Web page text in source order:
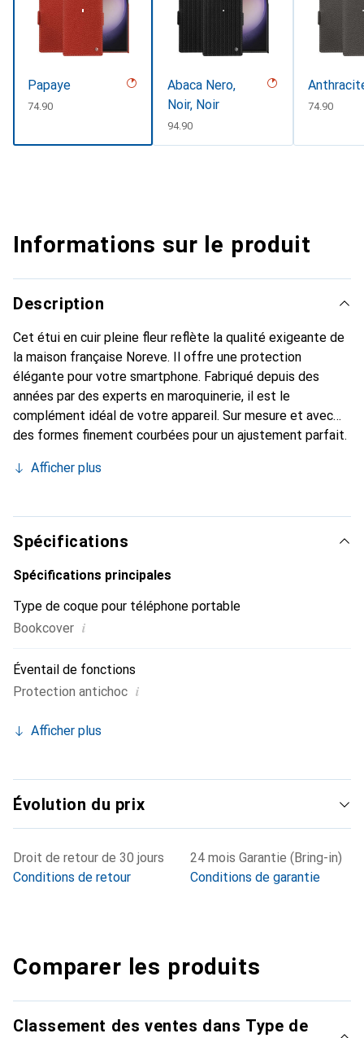
Papaye
CHF
74.90
Abaca Nero,
Noir, Noir
CHF
94.90
CHF
74.90
Informations sur le produit
Description
Cet étui en cuir pleine fleur reflète la qualité exigeante de
la maison française Noreve. Il offre une protection
élégante pour votre smartphone. Fabriqué depuis des
années par des experts en maroquinerie, il est le
complément idéal de votre appareil. Sur mesure et avec
des formes finement courbées pour un ajustement parfait.
smartphone. La marque Noreve est reconnue
constitue toujours un excellent choix pour le client
exigeant.
Afficher plus
Spécifications
Spécifications principales
Type de coque pour téléphone portable
Bookcover i
Éventail de fonctions
Protection antichoc i
Afficher plus
Évolution du prix
Droit de retour de 30 jours
Conditions de retour
24 mois Garantie (Bring-in)
Conditions de garantie
Comparer les produits
Classement des ventes dans Type de